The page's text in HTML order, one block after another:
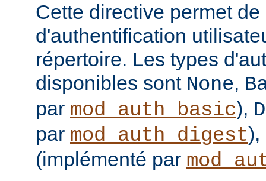
Cette directive permet
d'authentification
répertoire. Les types
disponibles sont None,
par mod_auth_basic),
par mod_auth_digest
(implémenté par